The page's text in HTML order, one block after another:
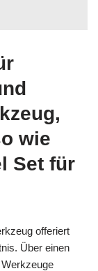
wie
Set für
offeriert
Über einen